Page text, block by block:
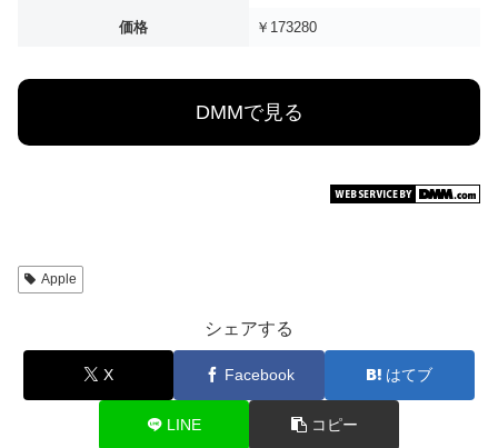
価格 ￥173280
DMMで見る
Apple
シェアする
X Facebook はてブ
LINE コピー